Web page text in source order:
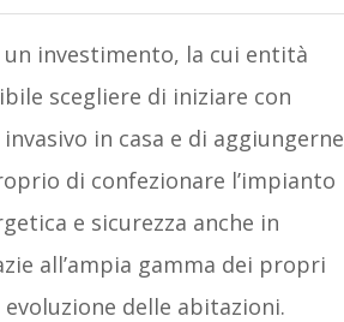
investimento, la cui entità
scegliere di iniziare con
in casa e di aggiungerne
di confezionare l’impianto
e sicurezza anche in
all’ampia gamma dei propri
delle abitazioni.